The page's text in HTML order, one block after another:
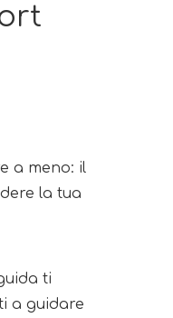
a meno: il
la tua
ti
a guidare